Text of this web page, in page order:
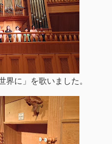
に」を歌いました。